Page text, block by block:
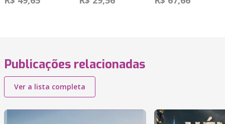
Publicações relacionadas
Ver a lista completa